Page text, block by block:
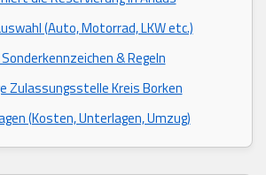
(Auto, Motorrad, LKW etc.)
& Regeln
Zulassungsstelle Kreis Borken
(Kosten, Unterlagen, Umzug)